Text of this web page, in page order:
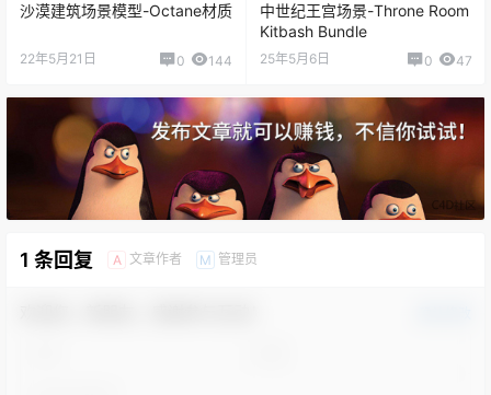
沙漠建筑场景模型-Octane材质
22年5月21日 0 144
中世纪王宫场景-Throne Room
Kitbash Bundle
25年5月6日 0 47
1 条回复 A 文章作者 M 管理员